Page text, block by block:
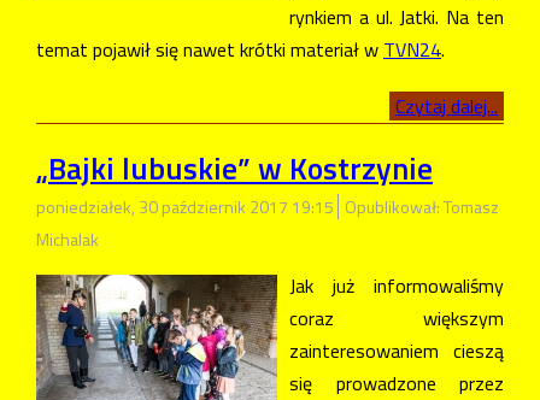
rynkiem a ul. Jatki. Na ten
temat pojawił się nawet krótki materiał w TVN24.
Czytaj dalej...
„Bajki lubuskie” w Kostrzynie
poniedziałek, 30 październik 2017 19:15 Opublikował: Tomasz
Michalak
Jak już informowaliśmy
coraz większym
zainteresowaniem cieszą
się prowadzone przez